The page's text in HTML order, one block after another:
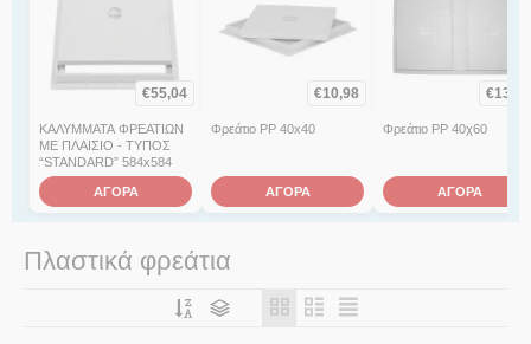
€55,04
ΚΑΛΥΜΜΑΤΑ ΦΡΕΑΤΙΩΝ
ΜΕ ΠΛΑΙΣΙΟ - ΤΥΠΟΣ
“STANDARD” 584x584
ΑΓΟΡΑ
€10,98
Φρεάτιο PP 40x40
ΑΓΟΡΑ
€13,60
Φρεάτιο PP 40χ60
ΑΓΟΡΑ
Πλαστικά φρεάτια